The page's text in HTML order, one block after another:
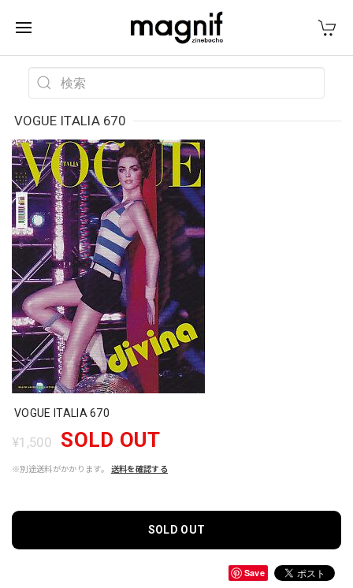
VOGUE ITALIA 670
VOGUE ITALIA 670
¥1,500 SOLD OUT
※別途送料がかかります。 送料を確認する
SOLD OUT
Save